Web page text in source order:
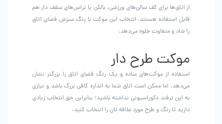
از اتاق‌ها برای کف سالن‌های ورزشی، بالکن یا تراس‌های سقف دار هم
قابل استفاده هستند. انتخاب این موکت با رنگ سبزش فضای اتاق
را شاد و متفاوت جلوه می‌دهد.
موکت‌ طرح دار
استفاده از موکت‌های ساده و یک رنگ فضای اتاق را بزرگتر نشان
می‌دهد، اما ممکن است اتاق شما به اندازه کافی بزرگ باشد و نیازی
به این ترفند دکوراسیونی نداشته باشید؛ بنابراین حق انتخاب زيادي
داريد تا رنگ و طرح مورد علاقه تان را انتخاب کنید.